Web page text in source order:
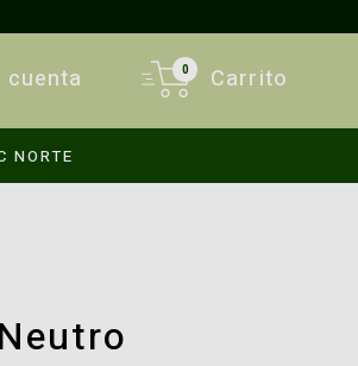
cuenta 0 Carrito
NORTE